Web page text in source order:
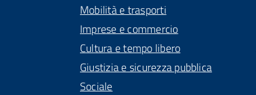
Mobilità e trasporti
Imprese e commercio
Cultura e tempo libero
Giustizia e sicurezza pubblica
Sociale